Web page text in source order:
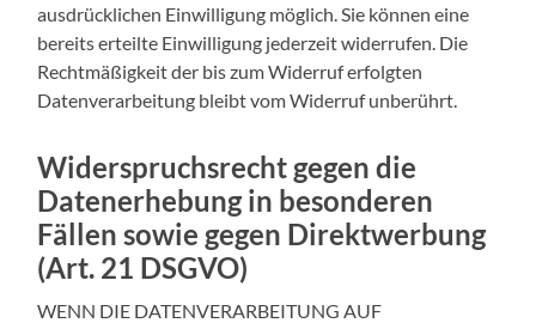
ausdrücklichen Einwilligung möglich. Sie können eine
bereits erteilte Einwilligung jederzeit widerrufen. Die
Rechtmäßigkeit der bis zum Widerruf erfolgten
Datenverarbeitung bleibt vom Widerruf unberührt.
Widerspruchsrecht gegen die
Datenerhebung in besonderen
Fällen sowie gegen Direktwerbung
(Art. 21 DSGVO)
WENN DIE DATENVERARBEITUNG AUF